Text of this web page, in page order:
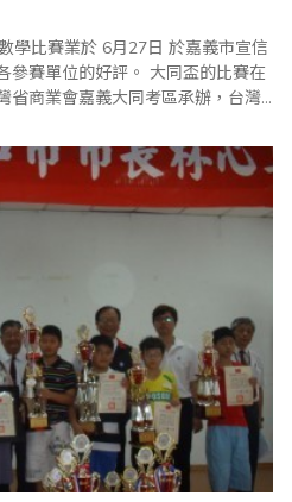
27日 於嘉義市宣信
好評。 大同盃的比賽在
省商業會嘉義大同考區承辦，台灣
程，精彩的同分拼總冠軍，也讓家
、解題的速度，真是既刺激又緊